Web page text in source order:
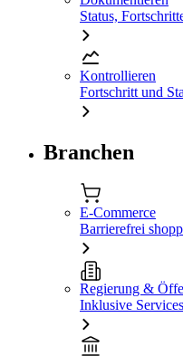
Status,
Kontrollieren
Fortschritt und
Branchen
E-Commerce
Barrierefrei
Regierung &
Inklusive